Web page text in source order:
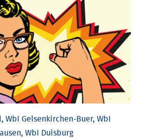
WbI Gelsenkirchen-Buer, WbI
WbI Duisburg